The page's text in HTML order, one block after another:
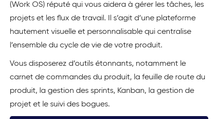
(Work OS) réputé qui vous aidera à gérer les tâches, les
projets et les flux de travail. Il s’agit d’une plateforme
hautement visuelle et personnalisable qui centralise
l’ensemble du cycle de vie de votre produit.
Vous disposerez d’outils étonnants, notamment le
carnet de commandes du produit, la feuille de route du
produit, la gestion des sprints, Kanban, la gestion de
projet et le suivi des bogues.